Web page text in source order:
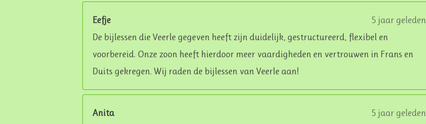
Eefje
5 jaar geleden
De bijlessen die Veerle gegeven heeft zijn duidelijk, gestructureerd, flexibel en
voorbereid. Onze zoon heeft hierdoor meer vaardigheden en vertrouwen in Frans en
Duits gekregen. Wij raden de bijlessen van Veerle aan!
Anita 5 jaar geleden